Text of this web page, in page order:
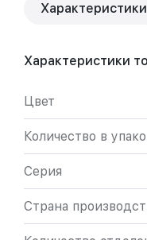
Характеристики
Характеристики
Цвет
Количество в
Серия
Страна